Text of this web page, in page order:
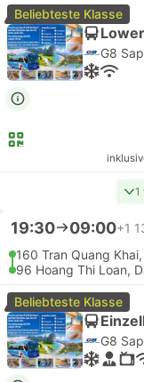
Beliebteste Klasse
G8
1
19:30 09:00+1
160 Tran Quang
96 Hoang Thi Loan,
Beliebteste Klasse
G8